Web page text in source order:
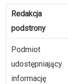
Redakcja
podstrony
Podmiot
udostępniający
informację